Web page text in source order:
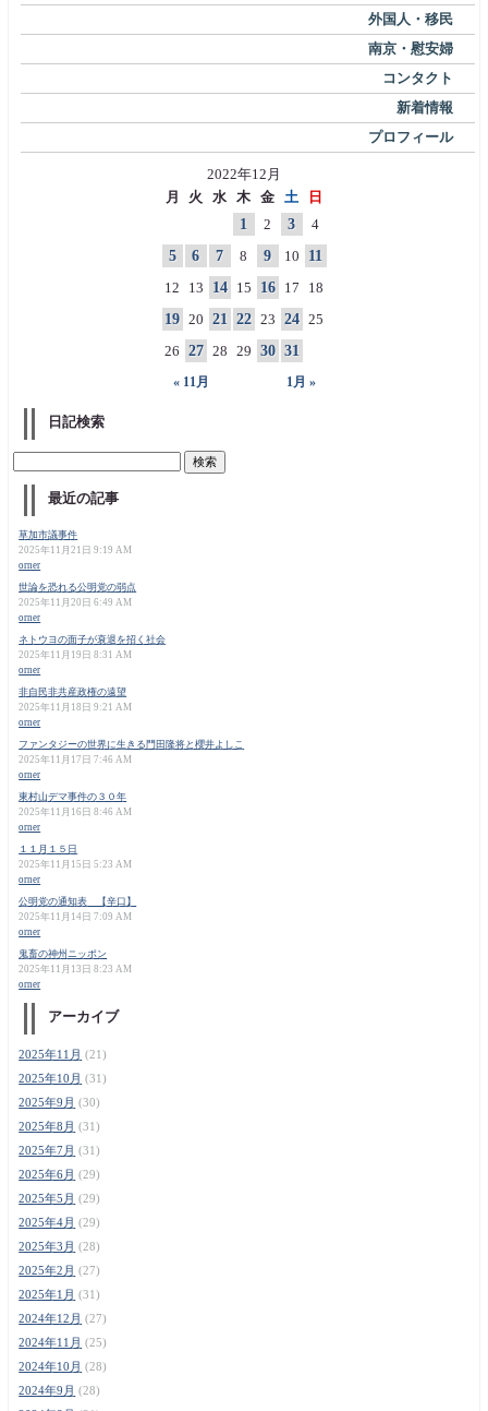
外国人・移民
南京・慰安婦
コンタクト
新着情報
プロフィール
2022年12月
月
火 水 木 金 土 日
« 11月 1月 »
1 2 3
4
5
6 7 8 9 10
11
12
13 14 15 16 17
18
19 20 21 22 23 24 25
26 27 28 29 30 31
日記検索
最近の記事
草加市議事件
2025年11月21日 9:19 AM
orner
世論を恐れる公明党の弱点
2025年11月20日 6:49 AM
orner
ネトウヨの面子が衰退を招く社会
2025年11月19日 8:31 AM
orner
非自民非共産政権の遠望
2025年11月18日 9:21 AM
orner
ファンタジーの世界に生きる門田隆将と櫻井よしこ
2025年11月17日 7:46 AM
orner
東村山デマ事件の３０年
2025年11月16日 8:46 AM
orner
１１月１５日
2025年11月15日 5:23 AM
orner
公明党の通知表 【辛口】
2025年11月14日 7:09 AM
orner
鬼畜の神州ニッポン
2025年11月13日 8:23 AM
orner
アーカイブ
2025年11月 (21)
2025年10月 (31)
2025年9月 (30)
2025年8月 (31)
2025年7月 (31)
2025年6月 (29)
2025年5月 (29)
2025年4月 (29)
2025年3月 (28)
2025年2月 (27)
2025年1月 (31)
2024年12月 (27)
2024年11月 (25)
2024年10月 (28)
2024年9月 (28)